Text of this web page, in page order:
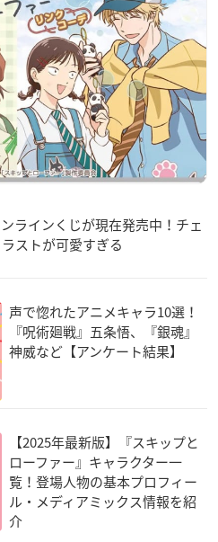
ラインくじが現在発売中！チェ
ストが可愛すぎる
声で惚れたアニメキャラ10選！
『呪術廻戦』五条悟、『銀魂』
神威など【アンケート結果】
【2025年最新版】『スキップと
ローファー』キャラクター一
覧！登場人物の基本プロフィー
ル・メディアミックス情報を紹
介